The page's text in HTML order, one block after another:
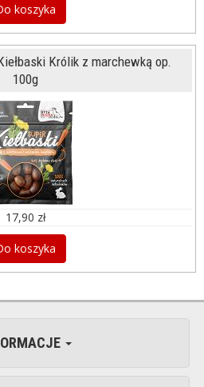
koszyka
Królik z marchewką op.
100g
17,90 zł
koszyka